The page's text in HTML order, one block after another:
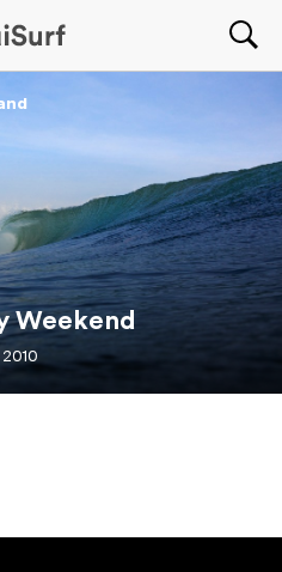
Weekend
2010